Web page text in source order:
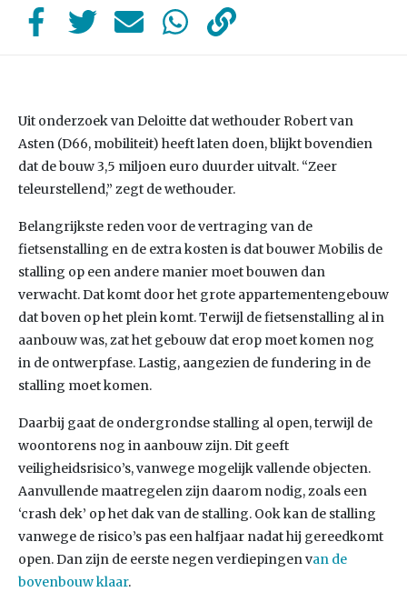
Uit onderzoek van Deloitte dat wethouder Robert van
Asten (D66, mobiliteit) heeft laten doen, blijkt bovendien
dat de bouw 3,5 miljoen euro duurder uitvalt. “Zeer
teleurstellend,” zegt de wethouder.
Belangrijkste reden voor de vertraging van de
fietsenstalling en de extra kosten is dat bouwer Mobilis de
stalling op een andere manier moet bouwen dan
verwacht. Dat komt door het grote appartementengebouw
dat boven op het plein komt. Terwijl de fietsenstalling al in
aanbouw was, zat het gebouw dat erop moet komen nog
in de ontwerpfase. Lastig, aangezien de fundering in de
stalling moet komen.
Daarbij gaat de ondergrondse stalling al open, terwijl de
woontorens nog in aanbouw zijn. Dit geeft
veiligheidsrisico’s, vanwege mogelijk vallende objecten.
Aanvullende maatregelen zijn daarom nodig, zoals een
‘crash dek’ op het dak van de stalling. Ook kan de stalling
vanwege de risico’s pas een halfjaar nadat hij gereedkomt
open. Dan zijn de eerste negen verdiepingen van de
bovenbouw klaar.